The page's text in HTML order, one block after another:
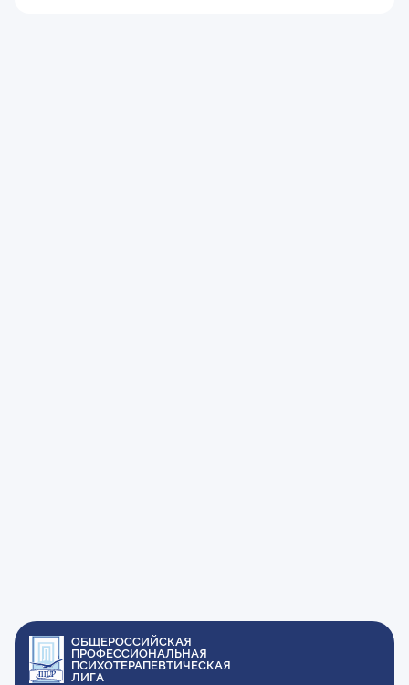
ОБЩЕРОССИЙСКАЯ
ПРОФЕССИОНАЛЬНАЯ
ПСИХОТЕРАПЕВТИЧЕСКАЯ
ЛИГА